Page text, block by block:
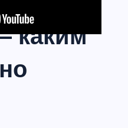
каким